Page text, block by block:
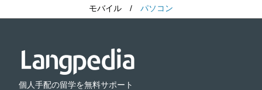
モバイル / パソコン
個人手配の留学を無料サポート